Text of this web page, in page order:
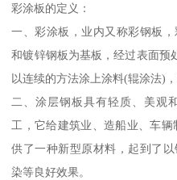
彩涂板的定义：
一、彩涂板，业内又称彩钢板
和镀锌钢板为基板，经过表面预
以连续的方法涂上涂料(辊涂法)
二、涂层钢板具有轻质、美观
工，它给建筑业、造船业、车
供了一种新型原材料，起到了
染等良好效果。